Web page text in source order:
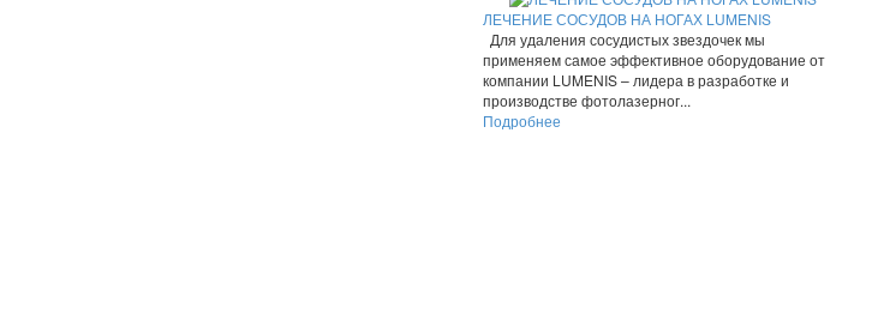
ЛЕЧЕНИЕ СОСУДОВ НА НОГАХ LUMENIS
Для удаления сосудистых звездочек мы
применяем самое эффективное оборудование от
компании LUMENIS – лидера в разработке и
производстве фотолазерног...
Подробнее